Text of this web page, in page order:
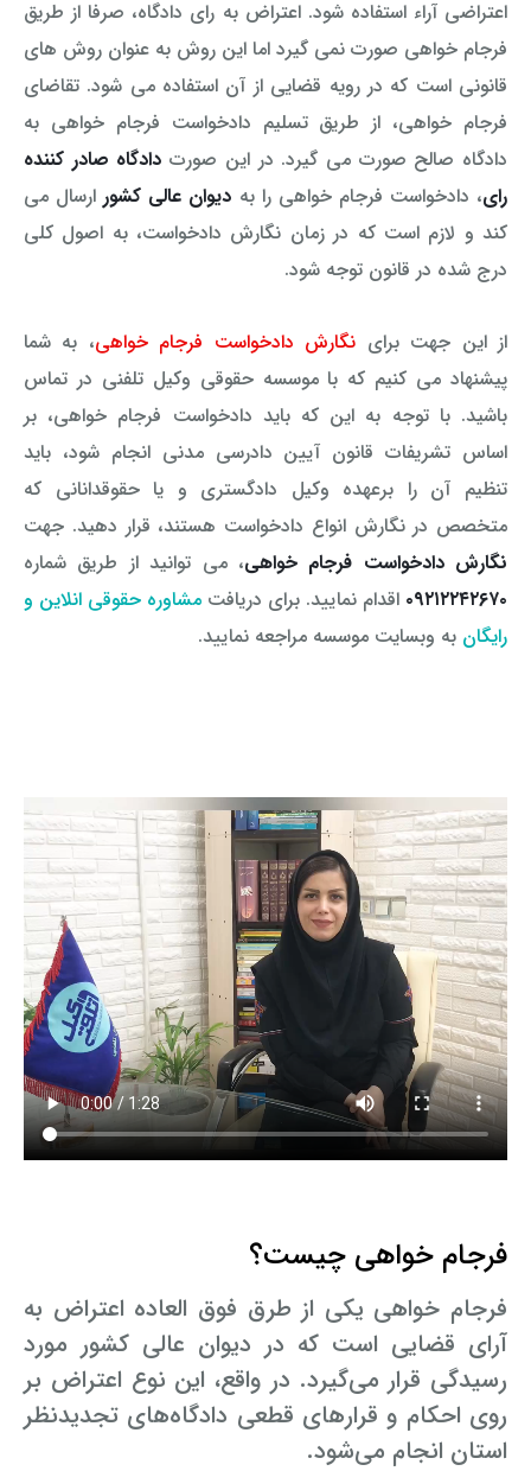
اعتراضی آراء استفاده شود. اعتراض به رای دادگاه، صرفا از طریق
فرجام خواهی صورت نمی گیرد اما این روش به عنوان روش های
قانونی است که در رویه قضایی از آن استفاده می شود. تقاضای
فرجام خواهی، از طریق تسلیم دادخواست فرجام خواهی به
دادگاه صالح صورت می گیرد. در این صورت دادگاه صادر کننده
رای، دادخواست فرجام خواهی را به دیوان عالی کشورارسال می
کند و لازم است که در زمان نگارش دادخواست، به اصول کلی
درج شده در قانون توجه شود.
از این جهت برای نگارش دادخواست فرجام خواهی، به شما
پیشنهاد می کنیم که با موسسه حقوقی وکیل تلفنی در تماس
باشید. با توجه به این که باید دادخواست فرجام خواهی، بر
اساس تشریفات قانون آیین دادرسی مدنی انجام شود، باید
تنظیم آن را برعهده وکیل دادگستری و یا حقوقدانانی که
متخصص در نگارش انواع دادخواست هستند، قرار دهید. جهت
نگارش دادخواست فرجام خواهی، می توانید از طریق شماره
۰۹۲۱۲۲۴۲۶۷۰ اقدام نمایید. برای دریافت مشاوره حقوقی انلاین و
رایگان به وبسایت موسسه مراجعه نمایید.
فرجام خواهی چیست؟
فرجام خواهی یکی از طرق فوق العاده اعتراض به
آرای قضایی است که در دیوان عالی کشور مورد
رسیدگی قرار می‌گیرد. در واقع، این نوع اعتراض بر
روی احکام و قرارهای قطعی دادگاه‌های تجدیدنظر
استان انجام می‌شود.